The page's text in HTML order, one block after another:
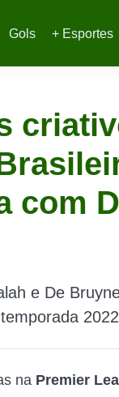
Gols + Esportes
com
e De
na Premier